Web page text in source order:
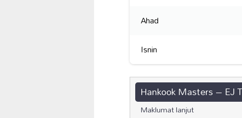
Ahad
Isnin
Hankook Masters – EJ
Maklumat lanjut